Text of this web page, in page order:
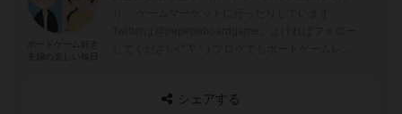
シェアする